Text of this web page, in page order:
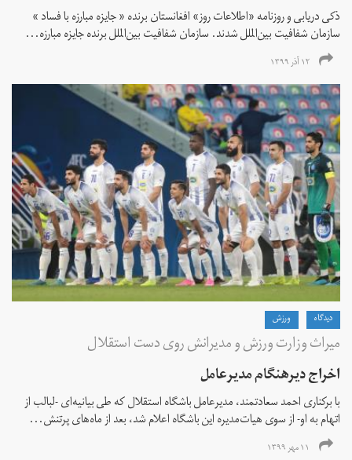
ذکی دریابی و روزنامه «اطلاعات‌ روز» افغانستان برنده « جایزه مبارزه با فساد »
سازمان شفافیت بین‌الملل شدند. سازمان شفافیت بین‌الملل برنده جایزه مبارزه...
۱۲ آذر ۱۳۹۹
دیدگاه ورزش
میراث وزارت ورزش و مدیرانش روی دست استقلال
اخراج دیرهنگام مدیرعامل
با برکناری احمد سعادتمند، مدیرعامل باشگاه استقلال که طی بیانیه‌ای -لبالب از
اتهام به او- از سوی هیات‌مدیره این باشگاه اعلام شد، بعد از ماه‌های پرتنش...
۱۱ مهر ۱۳۹۹